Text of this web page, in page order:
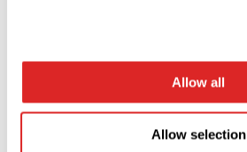
Allow all
Allow selection